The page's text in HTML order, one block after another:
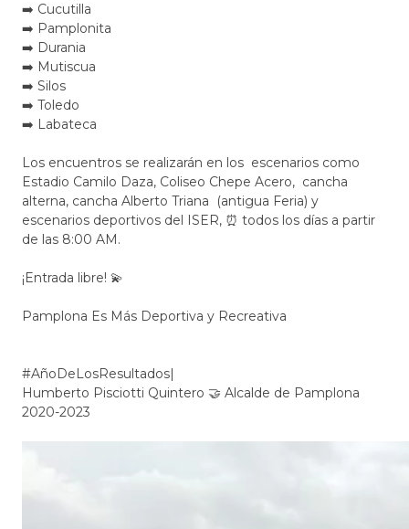
➡️ Cucutilla
➡️ Pamplonita
➡️ Durania
➡️ Mutiscua
➡️ Silos
➡️ Toledo
➡️ Labateca
Los encuentros se realizarán en los escenarios como
Estadio Camilo Daza, Coliseo Chepe Acero, cancha
alterna, cancha Alberto Triana (antigua Feria) y
escenarios deportivos del ISER, ⏰ todos los días a partir
de las 8:00 AM.
¡Entrada libre! 💫
Pamplona Es Más Deportiva y Recreativa
#AñoDeLosResultados|
Humberto Pisciotti Quintero 🤝 Alcalde de Pamplona
2020-2023